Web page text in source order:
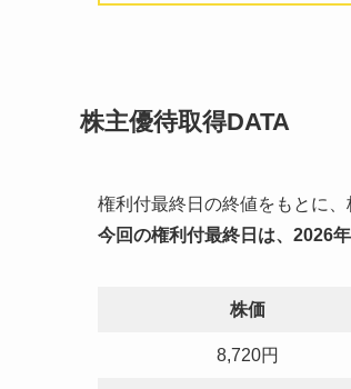
株主優待取得DATA
権利付最終日の終値をもとに
今回の権利付最終日 は、2026
株価
8,720円